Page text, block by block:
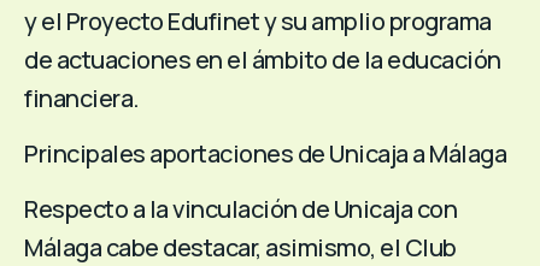
y el Proyecto Edufinet y su amplio programa
de actuaciones en el ámbito de la educación
financiera.
Principales aportaciones de Unicaja a Málaga
Respecto a la vinculación de Unicaja con
Málaga cabe destacar, asimismo, el Club